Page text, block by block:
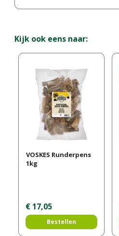
Kijk ook eens naar:
VOSKES Runderpens
1kg
€ 17,05
Bestellen